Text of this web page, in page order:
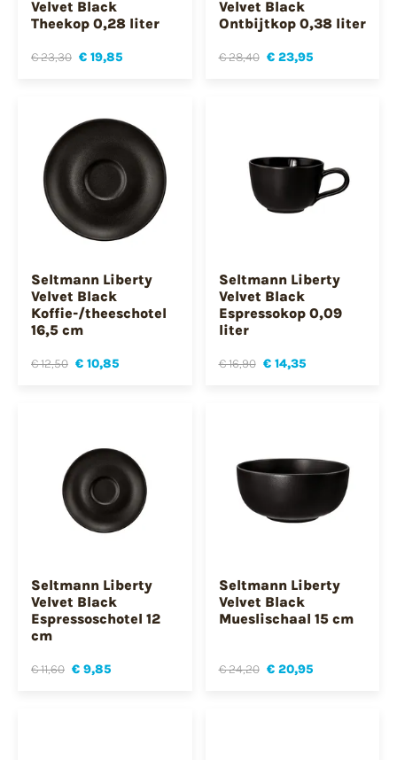
Velvet Black
Theekop 0,28 liter
€ 23,30 € 19,85
Velvet Black
Ontbijtkop 0,38 liter
€ 28,40 € 23,95
Seltmann Liberty
Velvet Black
Koffie-/theeschotel
16,5 cm
€ 12,50 € 10,85
Seltmann Liberty
Velvet Black
Espressokop 0,09
liter
€ 16,90 € 14,35
Seltmann Liberty
Velvet Black
Espressoschotel 12
cm
€ 11,60 € 9,85
Seltmann Liberty
Velvet Black
Mueslischaal 15 cm
€ 24,20 € 20,95